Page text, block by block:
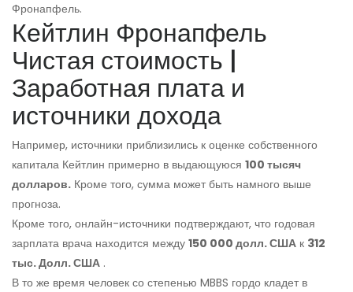
Фронапфель.
Кейтлин Фронапфель
Чистая стоимость |
Заработная плата и
источники дохода
Например, источники приблизились к оценке собственного
капитала Кейтлин примерно в выдающуюся 100 тысяч
долларов. Кроме того, сумма может быть намного выше
прогноза.
Кроме того, онлайн-источники подтверждают, что годовая
зарплата врача находится между 150 000 долл. США к 312
тыс. Долл. США .
В то же время человек со степенью MBBS гордо кладет в